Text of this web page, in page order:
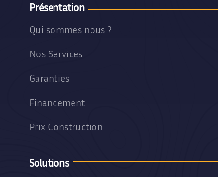
Présentation
Qui sommes nous ?
Nos Services
Garanties
Financement
Prix Construction
Solutions